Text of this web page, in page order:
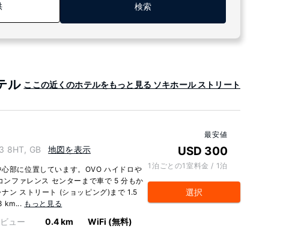
検索
ル ここの近くのホテルをもっと見る ソキホール ストリート
8HT, GB 地図を表示
部に位置しています。OVO ハイドロや
ファレンス センターまで車で 5 分もか
ン ストリート (ショッピング)まで 1.5
km... もっと見る
ュー 0.4 km WiFi (無料)
最安値
USD 300
1泊ごとの1室料金 / 1泊
選択